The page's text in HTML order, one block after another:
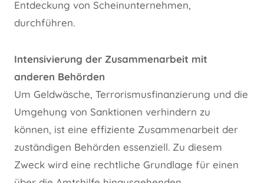
Entdeckung von Scheinunternehmen,
durchführen.
Intensivierung der Zusammenarbeit mit
anderen Behörden
Um Geldwäsche, Terrorismusfinanzierung und die
Umgehung von Sanktionen verhindern zu
können, ist eine effiziente Zusammenarbeit der
zuständigen Behörden essenziell. Zu diesem
Zweck wird eine rechtliche Grundlage für einen